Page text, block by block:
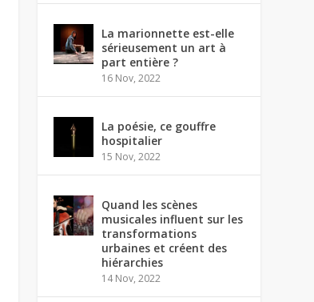
La marionnette est-elle
sérieusement un art à
part entière ?
16 Nov, 2022
La poésie, ce gouffre
hospitalier
15 Nov, 2022
Quand les scènes
musicales influent sur les
transformations
urbaines et créent des
hiérarchies
14 Nov, 2022